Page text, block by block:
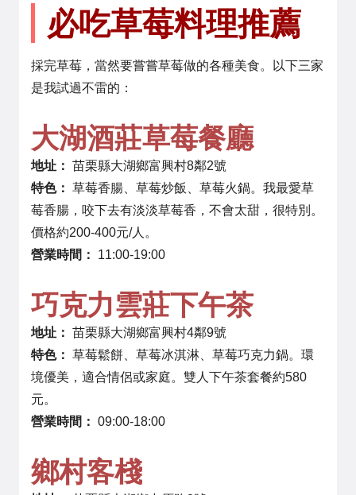
必吃草莓料理推薦
採完草莓，當然要嘗嘗草莓做的各種美食。以下三家
是我試過不雷的：
大湖酒莊草莓餐廳
地址： 苗栗縣大湖鄉富興村8鄰2號
特色： 草莓香腸、草莓炒飯、草莓火鍋。我最愛草
莓香腸，咬下去有淡淡草莓香，不會太甜，很特別。
價格約200-400元/人。
營業時間：
11:00-19:00
巧克力雲莊下午茶
地址： 苗栗縣大湖鄉富興村4鄰9號
特色： 草莓鬆餅、草莓冰淇淋、草莓巧克力鍋。環
境優美，適合情侶或家庭。雙人下午茶套餐約580
元。
營業時間： 09:00-18:00
鄉村客棧